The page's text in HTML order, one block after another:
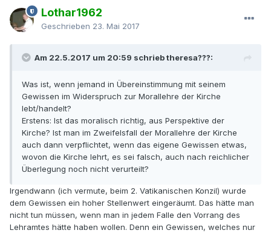
Lothar1962
Geschrieben 23. Mai 2017
Am 22.5.2017 um 20:59 schrieb theresa???:
Was ist, wenn jemand in Übereinstimmung mit seinem
Gewissen im Widerspruch zur Morallehre der Kirche
lebt/handelt?
Erstens: Ist das moralisch richtig, aus Perspektive der
Kirche? Ist man im Zweifelsfall der Morallehre der Kirche
auch dann verpflichtet, wenn das eigene Gewissen etwas,
wovon die Kirche lehrt, es sei falsch, auch nach reichlicher
Überlegung noch nicht verurteilt?
Irgendwann (ich vermute, beim 2. Vatikanischen Konzil) wurde
dem Gewissen ein hoher Stellenwert eingeräumt. Das hätte man
nicht tun müssen, wenn man in jedem Falle den Vorrang des
Lehramtes hätte haben wollen. Denn ein Gewissen, welches nur